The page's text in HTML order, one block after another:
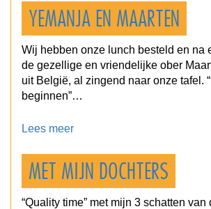
YEMANJA EN MAARTEN
Wij hebben onze lunch besteld en na
de gezellige en vriendelijke ober
uit België, al zingend naar onze tafel.
beginnen”…
Lees meer
MET MIJN DOCHTERS
“Quality time” met mijn 3 schatten van